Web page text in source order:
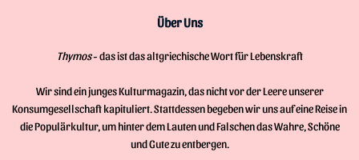
Über Uns
Thymos- das ist das altgriechische Wort für Lebenskraft
Wir sind ein junges Kulturmagazin, das nicht vor der Leere unserer
Konsumgesellschaft kapituliert. Stattdessen begeben wir uns auf eine Reise in
die Populärkultur, um hinter dem Lauten und Falschen das Wahre, Schöne
und Gute zu entbergen.